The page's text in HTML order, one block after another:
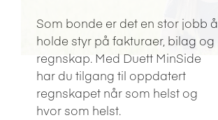
Som bonde er det en stor jobb å
holde styr på fakturaer, bilag og
regnskap. Med Duett MinSide
har du tilgang til oppdatert
regnskapet når som helst og
hvor som helst.